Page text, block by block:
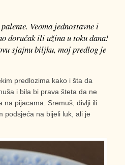
Veoma jednostavne i
doručak ili užina u toku dana!
sjajnu biljku, moj predlog je
predlozima kako i šta da
i bila bi prava šteta da ne
na pijacama. Sremuš, divlji ili
podsjeća na bijeli luk, ali je